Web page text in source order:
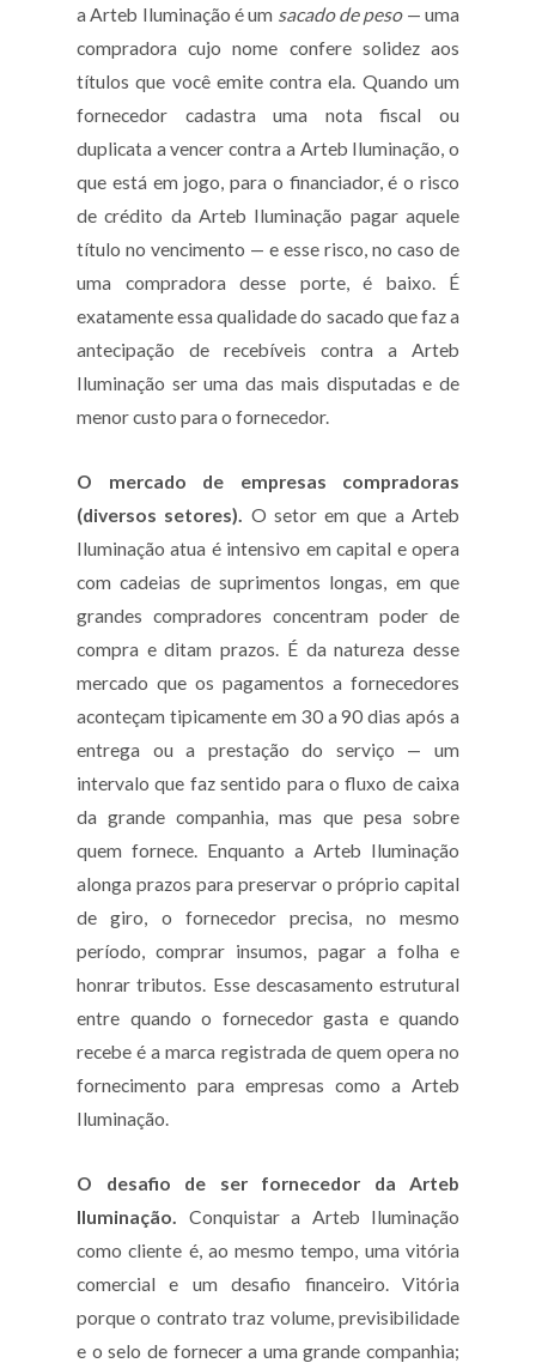
a Arteb Iluminação é um sacado de peso— uma
compradora cujo nome confere solidez aos
títulos que você emite contra ela. Quando um
fornecedor cadastra uma nota fiscal ou
duplicata a vencer contra a Arteb Iluminação, o
que está em jogo, para o financiador, é o risco
de crédito da Arteb Iluminação pagar aquele
título no vencimento — e esse risco, no caso de
uma compradora desse porte, é baixo. É
exatamente essa qualidade do sacado que faz a
antecipação de recebíveis contra a Arteb
Iluminação ser uma das mais disputadas e de
menor custo para o fornecedor.
O mercado de empresas compradoras
(diversos setores). O setor em que a Arteb
Iluminação atua é intensivo em capital e opera
com cadeias de suprimentos longas, em que
grandes compradores concentram poder de
compra e ditam prazos. É da natureza desse
mercado que os pagamentos a fornecedores
aconteçam tipicamente em 30 a 90 dias após a
entrega ou a prestação do serviço — um
intervalo que faz sentido para o fluxo de caixa
da grande companhia, mas que pesa sobre
quem fornece. Enquanto a Arteb Iluminação
alonga prazos para preservar o próprio capital
de giro, o fornecedor precisa, no mesmo
período, comprar insumos, pagar a folha e
honrar tributos. Esse descasamento estrutural
entre quando o fornecedor gasta e quando
recebe é a marca registrada de quem opera no
fornecimento para empresas como a Arteb
Iluminação.
O desafio de ser fornecedor da Arteb
Iluminação. Conquistar a Arteb Iluminação
como cliente é, ao mesmo tempo, uma vitória
comercial e um desafio financeiro. Vitória
porque o contrato traz volume, previsibilidade
e o selo de fornecer a uma grande companhia;